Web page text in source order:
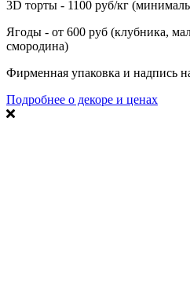
3D торты - 1100 руб/кг
Ягоды - от 600 руб (клубника,
смородина)
Фирменная упаковка и надпись
Подробнее о декоре и ценах